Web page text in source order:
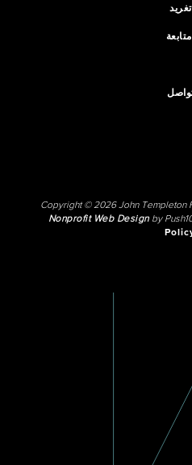
تغريد
Copyright © 2026 John Templeton
Nonprofit Web Designby